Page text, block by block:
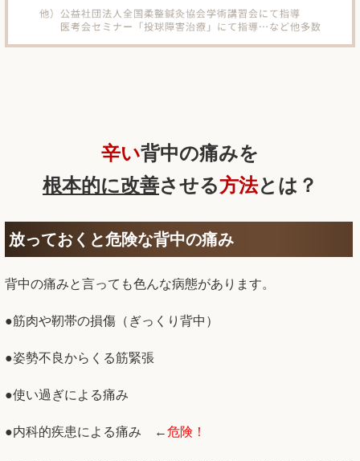
辛い背中の痛みを
根本的に改善させる方法とは？
放っておくと危険な背中の痛み
背中の痛みと言っても色んな病態があります。
●筋肉や靭帯の損傷（ぎっくり背中）
●姿勢不良からくる筋緊張
●使い過ぎによる痛み
●内科的疾患による痛み ←危険！